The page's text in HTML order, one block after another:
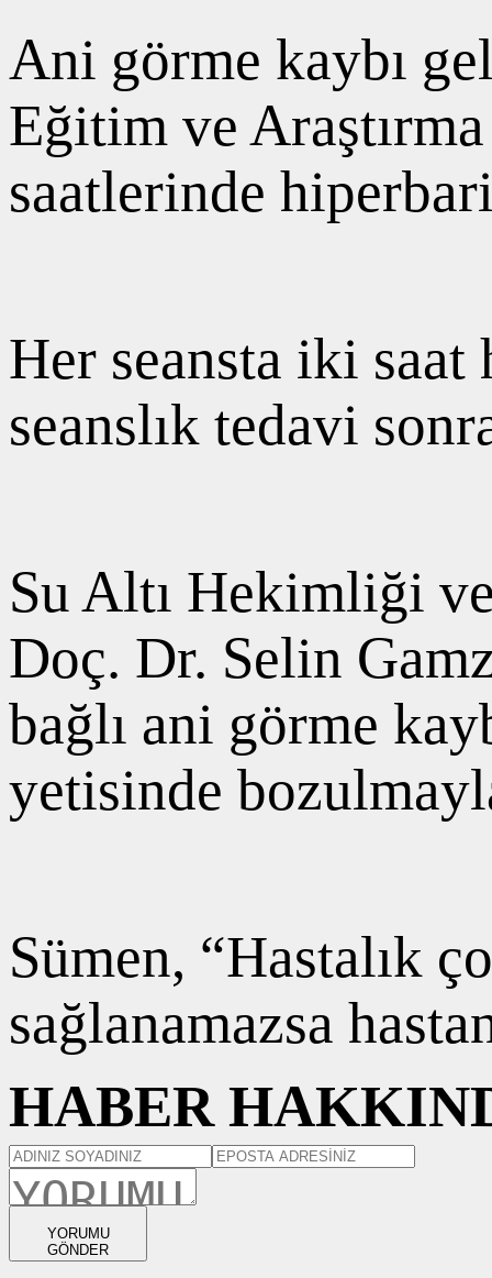
Ani görme kaybı
Eğitim ve
saatlerinde
Her seansta iki
seanslık tedavi
Su Altı Hekimliği
Doç. Dr. Selin
bağlı ani görme
yetisinde
Sümen, “Hastalık
sağlanamazsa
HABER
YORUMU
GÖNDER